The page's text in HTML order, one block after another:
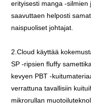
erityisesti manga -
saavuttaen helposti
naispuoliset johtajat.
2.Cloud käyttää
SP -ripsien fluffy
kevyen PBT -
verrattuna tavallisiin
mikrorullan